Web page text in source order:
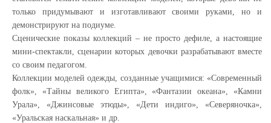
только придумывают и изготавливают своими руками, но и
демонстрируют на подиуме.
Сценические показы коллекций – не просто дефиле, а настоящие
мини-спектакли, сценарии которых девочки разрабатывают вместе
со своим педагогом.
Коллекции моделей одежды, созданные учащимися: «Современный
фолк», «Тайны великого Египта», «Фантазии океана», «Камни
Урала», «Джинсовые этюды», «Дети индиго», «Северяночка»,
«Уральская наскальная» и др.